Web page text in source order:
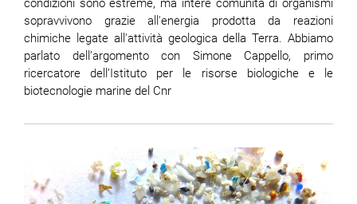
condizioni sono estreme, ma intere comunità di organismi
sopravvivono grazie all'energia prodotta da reazioni
chimiche legate all'attività geologica della Terra. Abbiamo
parlato dell’argomento con Simone Cappello, primo
ricercatore dell’Istituto per le risorse biologiche e le
biotecnologie marine del Cnr